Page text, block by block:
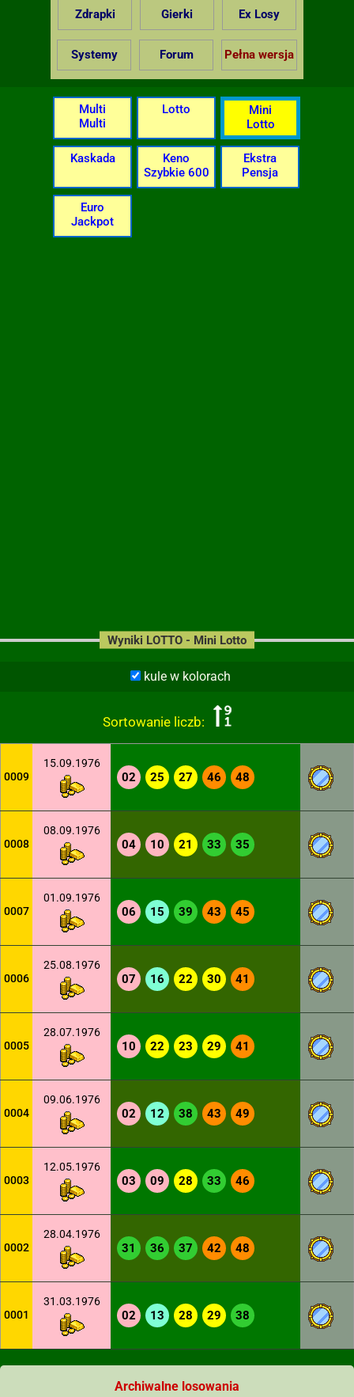
Zdrapki Gierki Ex Losy
Systemy Forum Pełna wersja
Multi
Multi
Lotto
Mini
Lotto
Kaskada
Keno
Szybkie 600
Ekstra
Pensja
Euro
Jackpot
kule w kolorach
Sortowanie liczb:
Wyniki LOTTO - Mini Lotto
0009
15.09.1976
02 25 27 46 48
0008
08.09.1976
04 10 21 33 35
0007
01.09.1976
06 15 39 43 45
0006
25.08.1976
07 16 22 30 41
0005
28.07.1976
10 22 23 29 41
0004
09.06.1976
02 12 38 43 49
0003
12.05.1976
03 09 28 33 46
0002
28.04.1976
31 36 37 42 48
0001
31.03.1976
02 13 28 29 38
Archiwalne losowania